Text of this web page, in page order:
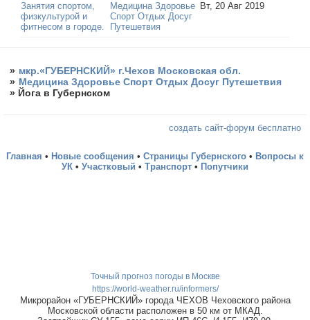
Занятия спортом,
физкультурой и
фитнесом в городе.
Медицина Здоровье
Спорт Отдых Досуг
Путешетвия
Вт, 20 Авг 2019
» мкр.«ГУБЕРНСКИЙ» г.Чехов Московская обл.
» Медицина Здоровье Спорт Отдых Досуг Путешетвия
» Йога в Губернском
создать сайт-форум бесплатно
Главная • Новые сообщения • Страницы Губернского • Вопросы к
УК • Участковый • Транспорт • Попутчики
Точный прогноз погоды в Москве
https://world-weather.ru/informers/
Микрорайон «ГУБЕРНСКИЙ» города ЧЕХОВ Чеховского района
Московской области расположен в 50 км от МКАД.